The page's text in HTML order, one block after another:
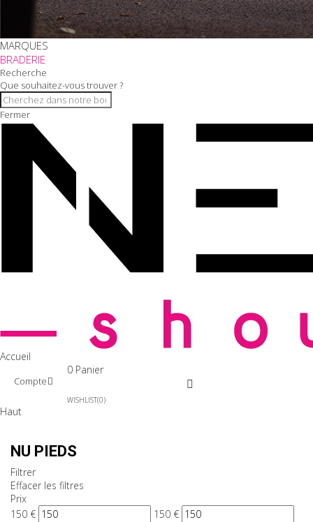
MARQUES
BRADERIE
Recherche
Que souhaitez-vous trouver ?
Fermer
Accueil
Compte
0 Panier
WISHLIST 0
Haut
NU PIEDS
Filtrer
Effacer les filtres
Prix
150 € 150 €